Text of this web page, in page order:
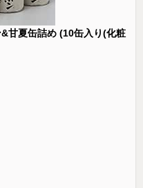
甘夏缶詰め (10缶入り(化粧